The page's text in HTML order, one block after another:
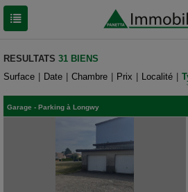
RESULTATS 31 BIENS
Surface
Date Chambre Prix Localité
Garage - Parking à Longwy